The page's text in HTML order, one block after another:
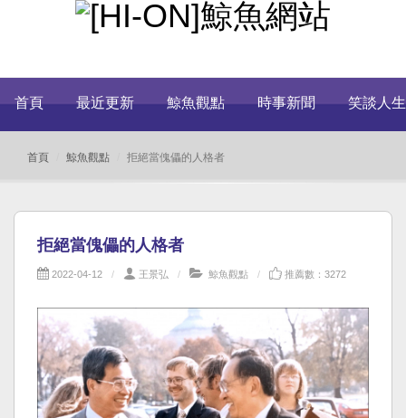
首頁 最近更新 鯨魚觀點 時事新聞 笑談人生
首頁 鯨魚觀點 拒絕當傀儡的人格者
拒絕當傀儡的人格者
2022-04-12 王景弘 鯨魚觀點 推薦數：3272